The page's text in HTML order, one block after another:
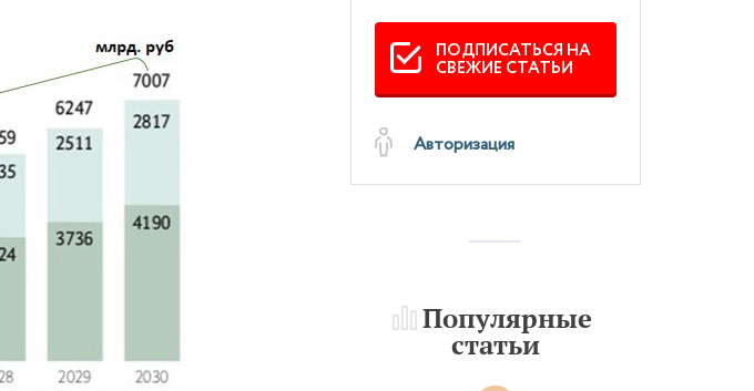
ПОДПИСАТЬСЯ НА
СВЕЖИЕ СТАТЬИ
Авторизация
Популярные
статьи